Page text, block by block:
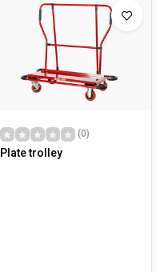
(0)
Plate trolley